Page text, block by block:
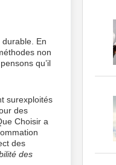
En
non
qu’il
surexploités
des
Choisir a
des
des